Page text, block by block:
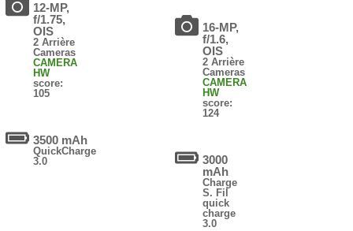
12-MP,
f/1.75,
OIS
2 Arrière
Cameras
CAMERA
HW
score:
105
3500 mAh
QuickCharge
3.0
16-MP,
f/1.6,
OIS
2 Arrière
Cameras
CAMERA
HW
score:
124
3000
mAh
Charge
S. Fil
quick
charge
3.0